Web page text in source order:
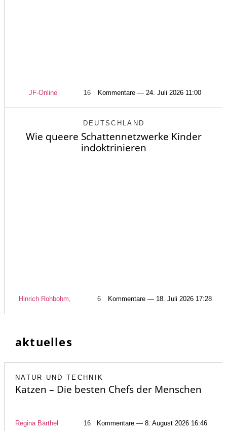
JF-Online 16 Kommentare — 24. Juli 2026 11:00
DEUTSCHLAND
Wie queere Schattennetzwerke Kinder
indoktrinieren
Hinrich Rohbohm, 6 Kommentare — 18. Juli 2026 17:28
aktuelles
NATUR UND TECHNIK
Katzen – Die besten Chefs der Menschen
Regina Bärthel 16 Kommentare — 8. August 2026 16:46